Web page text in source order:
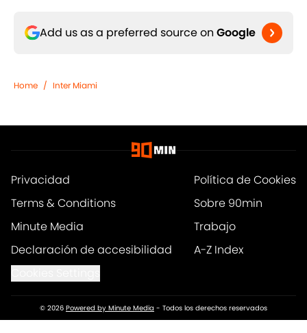
Add us as a preferred source on Google
Home / Inter Miami
Privacidad
Política de Cookies
Terms & Conditions
Sobre 90min
Minute Media
Trabajo
Declaración de accesibilidad
A-Z Index
© 2026 Powered by Minute Media - Todos los derechos reservados